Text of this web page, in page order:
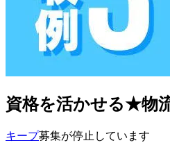
資格を活かせる★物
キープ募集が停止しています